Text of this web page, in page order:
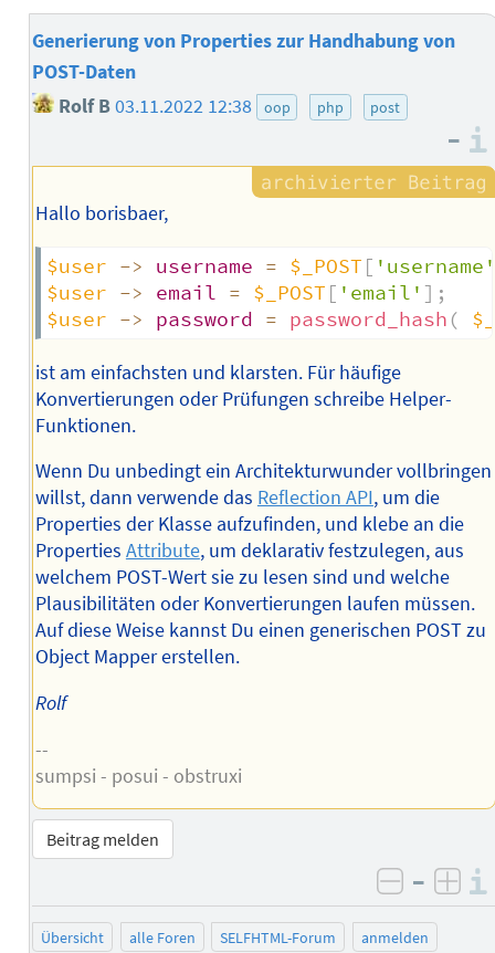
Generierung von Properties zur Handhabung von
POST-Daten
Rolf B03.11.2022 12:38 oop php post
–
Hallo borisbaer,
$user -> username = $_POST [ 'username'
$user -> email = $_POST [ 'email' ] ;
$user -> password = password_hash (
ist am einfachsten und klarsten. Für häufige
Konvertierungen oder Prüfungen schreibe Helper-
Funktionen.
Wenn Du unbedingt ein Architekturwunder vollbringen
willst, dann verwende das Reflection API, um die
Properties der Klasse aufzufinden, und klebe an die
Properties Attribute, um deklarativ festzulegen, aus
welchem POST-Wert sie zu lesen sind und welche
Plausibilitäten oder Konvertierungen laufen müssen.
Auf diese Weise kannst Du einen generischen POST zu
Object Mapper erstellen.
Rolf
--
sumpsi - posui - obstruxi
Beitrag melden
negativ
–
Übersicht alle Foren SELFHTML-Forum anmelden